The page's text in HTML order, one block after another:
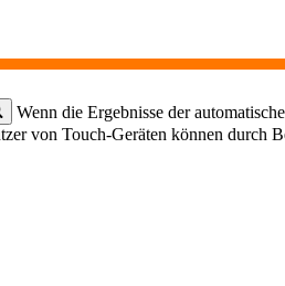
Wenn die Ergebnisse der
von Touch-Geräten können durch